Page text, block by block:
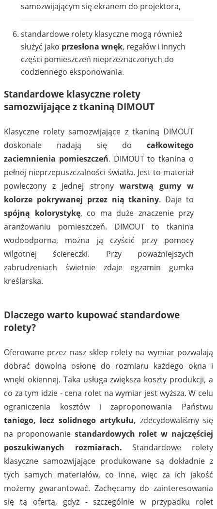
samozwijającym się ekranem do projektora,
standardowe rolety klasyczne mogą również
służyć jako przesłona wnęk, regałów i innych
części pomieszczeń nieprzeznaczonych do
codziennego eksponowania.
Standardowe klasyczne rolety
samozwijające z tkaniną DIMOUT
Klasyczne rolety samozwijające z tkaniną DIMOUT
doskonale nadają się do całkowitego
zaciemnienia pomieszczeń. DIMOUT to tkanina o
pełnej nieprzepuszczalności światła. Jest to materiał
powleczony z jednej strony warstwą gumy w
kolorze pokrywanej przez nią tkaniny. Daje to
spójną kolorystykę, co ma duże znaczenie przy
aranżowaniu pomieszczeń. DIMOUT to tkanina
wodoodporna, można ją czyścić przy pomocy
wilgotnej ściereczki. Przy poważniejszych
zabrudzeniach świetnie zdaje egzamin gumka
kreślarska.
Dlaczego warto kupować standardowe
rolety?
Oferowane przez nasz sklep rolety na wymiar pozwalają
dobrać dowolną osłonę do rozmiaru każdego okna i
wnęki okiennej. Taka usługa zwiększa koszty produkcji, a
co za tym idzie - cena rolet na wymiar jest wyższa. W celu
ograniczenia kosztów i zaproponowania Państwu
taniego, lecz solidnego artykułu, zdecydowaliśmy się
na proponowaniestandardowych rolet w najczęściej
poszukiwanych rozmiarach. Standardowe rolety
klasyczne samozwijające produkowane są dokładnie z
tych samych materiałów, co inne, więc za ich jakość
możemy gwarantować. Zachęcamy do zainteresowania
się tą ofertą, gdyż - szczególnie w przypadku rolet